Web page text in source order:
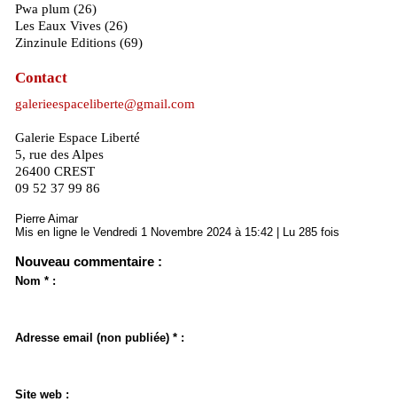
Pwa plum (26)
Les Eaux Vives (26)
Zinzinule Editions (69)
Contact
galerieespaceliberte@gmail.com
Galerie Espace Liberté
5, rue des Alpes
26400 CREST
09 52 37 99 86
Pierre Aimar
Mis en ligne le Vendredi 1 Novembre 2024 à 15:42 | Lu 285 fois
Nouveau commentaire :
Nom * :
Adresse email (non publiée) * :
Site web :